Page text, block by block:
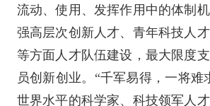
流动、使用、发挥作用中的体制
强高层次创新人才、青年科技人
等方面人才队伍建设，最大限度
员创新创业。“千军易得，一将难
世界水平的科学家、科技领军人才